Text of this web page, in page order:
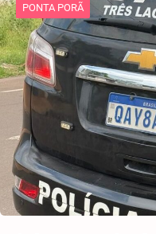
PONTA PORÃ